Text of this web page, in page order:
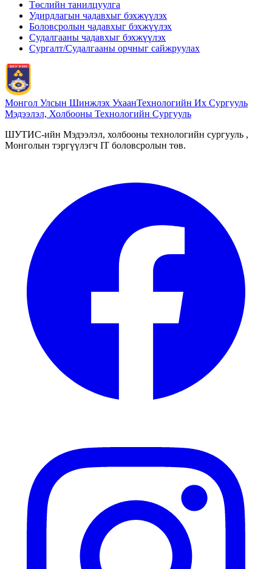
Төслийн танилцуулга
Удирдлагын чадавхыг бэхжүүлэх
Боловсролын чадавхыг бэхжүүлэх
Судалгааны чадавхыг бэхжүүлэх
Сургалт/Судалгааны орчныг сайжруулах
Монгол Улсын Шинжлэх УхаанТехнологийн Их Сургууль
Мэдээлэл, Холбооны Технологийн Сургууль
ШУТИС-ийн Мэдээлэл, холбооны технологийн сургууль ,
Монголын тэргүүлэгч IT боловсролын төв.